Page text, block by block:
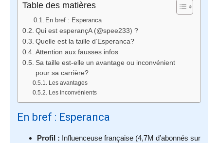
Table des matières
En bref : Esperanca
Qui est esperançA (@spee233) ?
Quelle est la taille d’Esperanca?
Attention aux fausses infos
Sa taille est-elle un avantage ou inconvénient
pour sa carrière?
Les avantages
Les inconvénients
En bref : Esperanca
Profil : Influenceuse française (4,7M d’abonnés sur